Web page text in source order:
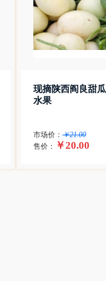
现摘陕西阎良甜
水果
市场价： ￥21.00
售价：
￥20.00